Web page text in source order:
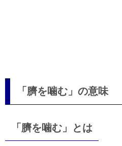
「臍を噛む」の意味
「臍を噛む」とは